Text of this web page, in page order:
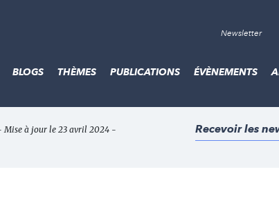
Newsletter
BLOGS THÈMES PUBLICATIONS ÉVÈNEMENTS
Mise à jour le 23 avril 2024 -
Recevoir les